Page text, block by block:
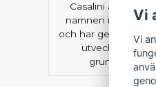
Casalini är ett av
namnen inom
och har genomgått
utveckling
grundades på
Vi
Vi